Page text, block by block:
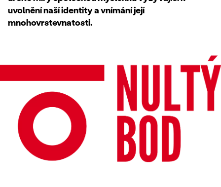
uvolnění naší identity a vnímání její
mnohovrstevnatosti.